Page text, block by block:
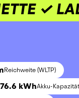
✓
Reichweite (WLTP)
76.6 kWhAkku-Kapazität